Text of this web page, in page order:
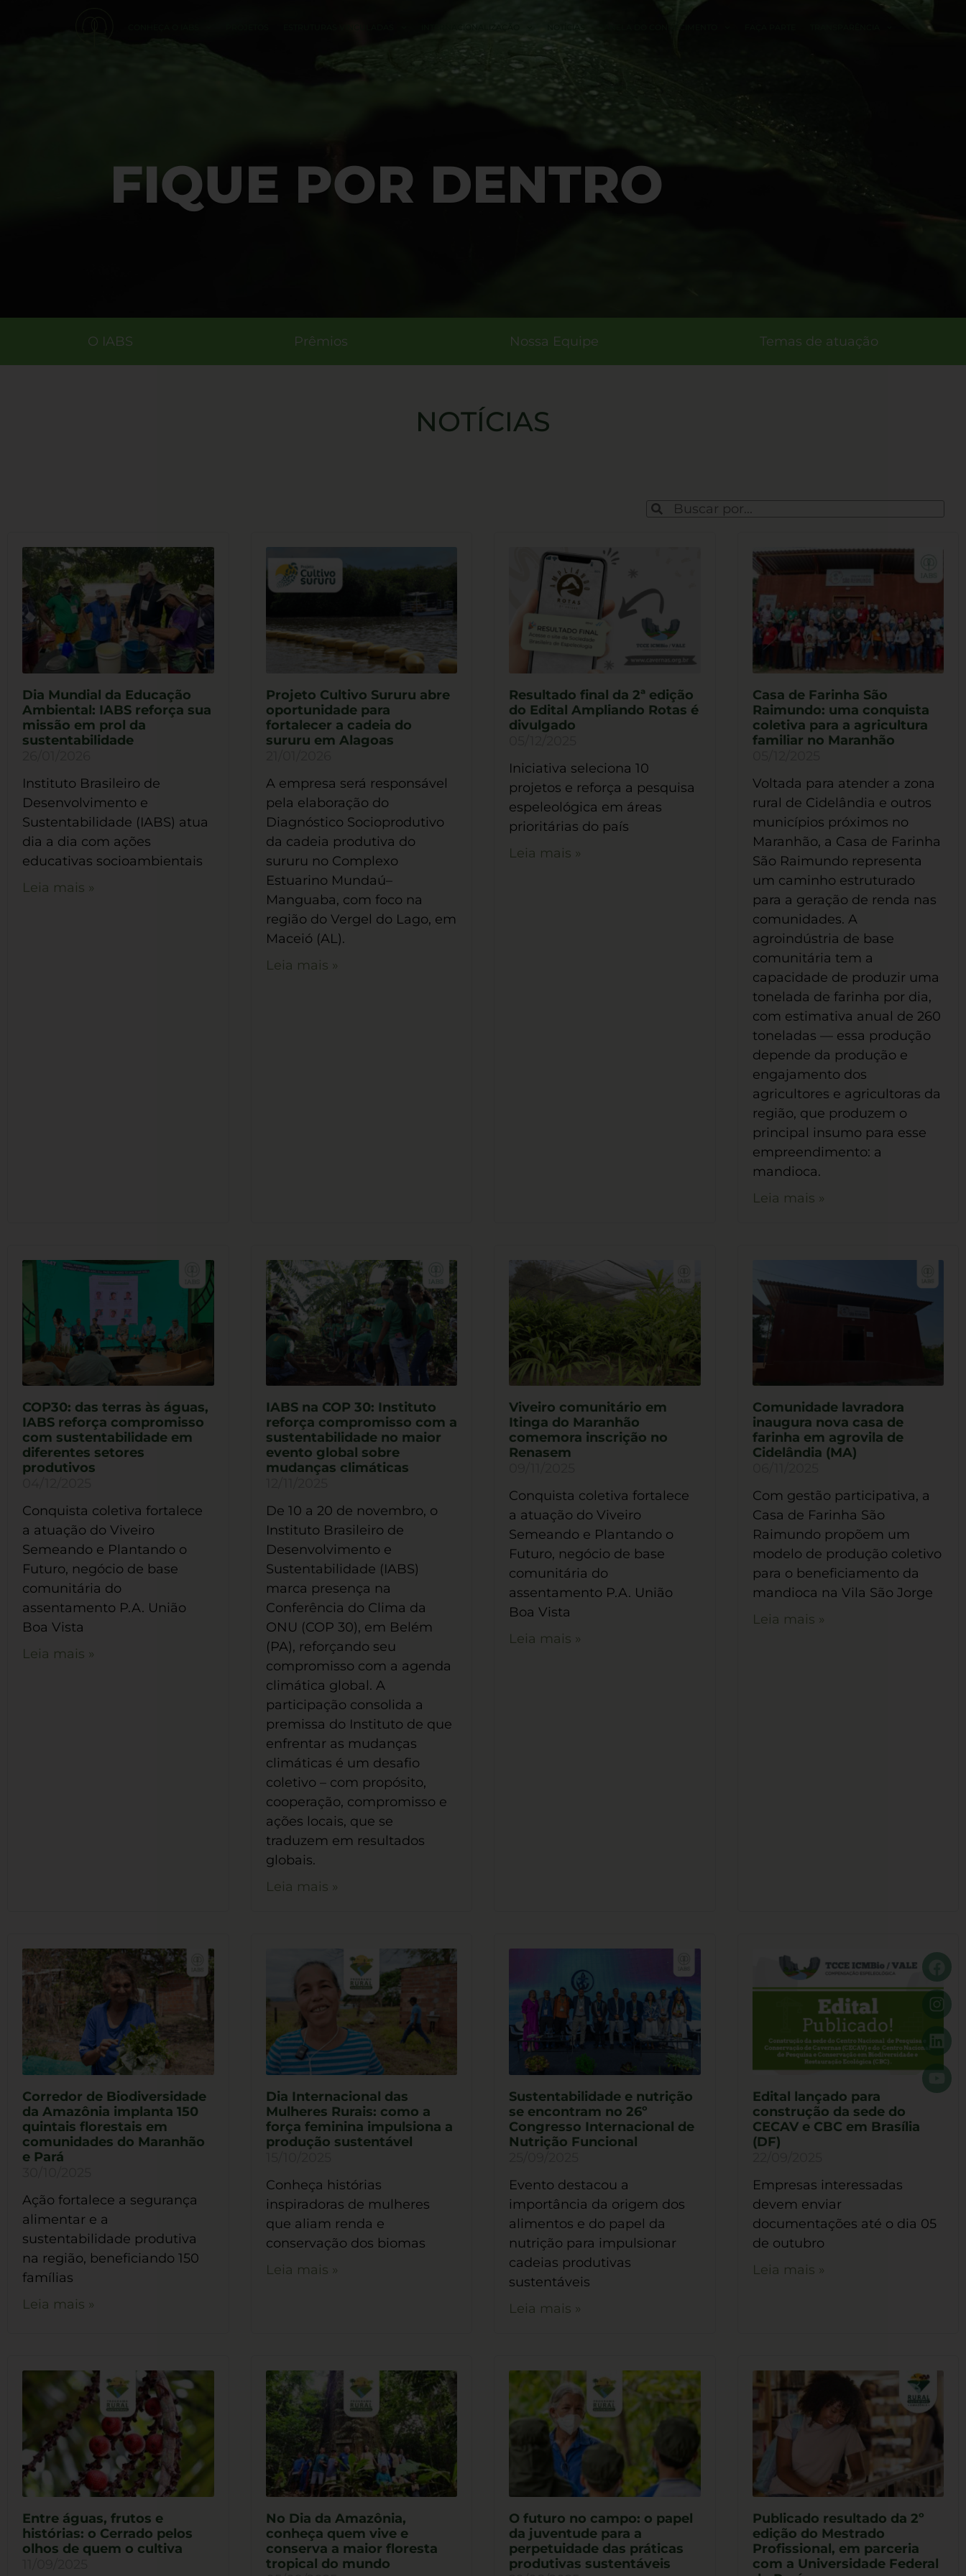
FIQUE POR DENTRO
O IABS Prêmios Nossa Equipe Temas de atuação
NOTÍCIAS
Dia Mundial da Educação
Ambiental: IABS reforça sua
missão em prol da
sustentabilidade
Instituto Brasileiro de
Desenvolvimento e
Sustentabilidade (IABS) atua
dia a dia com ações
educativas socioambientais
Leia mais »
Projeto Cultivo Sururu abre
oportunidade para
fortalecer a cadeia do
sururu em Alagoas
A empresa será responsável
pela elaboração do
Diagnóstico Socioprodutivo
da cadeia produtiva do
sururu no Complexo
Estuarino Mundaú–
Manguaba, com foco na
região do Vergel do Lago, em
Maceió (AL).
Leia mais »
Resultado final da 2ª edição
do Edital Ampliando Rotas é
divulgado
Iniciativa seleciona 10
projetos e reforça a pesquisa
espeleológica em áreas
prioritárias do país
Leia mais »
Casa de Farinha São
Raimundo: uma conquista
coletiva para a agricultura
familiar no Maranhão
Voltada para atender a zona
rural de Cidelândia e outros
municípios próximos no
Maranhão, a Casa de Farinha
São Raimundo representa
um caminho estruturado
para a geração de renda nas
comunidades. A
agroindústria de base
comunitária tem a
capacidade de produzir uma
tonelada de farinha por dia,
com estimativa anual de 260
toneladas — essa produção
depende da produção e
engajamento dos
agricultores e agricultoras da
região, que produzem o
principal insumo para esse
empreendimento: a
mandioca.
Leia mais »
COP30: das terras às águas,
IABS reforça compromisso
com sustentabilidade em
diferentes setores
produtivos
Conquista coletiva fortalece
a atuação do Viveiro
Semeando e Plantando o
Futuro, negócio de base
comunitária do
assentamento P.A. União
Boa Vista
Leia mais »
IABS na COP 30: Instituto
reforça compromisso com a
sustentabilidade no maior
evento global sobre
mudanças climáticas
De 10 a 20 de novembro, o
Instituto Brasileiro de
Desenvolvimento e
Sustentabilidade (IABS)
marca presença na
Conferência do Clima da
ONU (COP 30), em Belém
(PA), reforçando seu
compromisso com a agenda
climática global. A
participação consolida a
premissa do Instituto de que
enfrentar as mudanças
climáticas é um desafio
coletivo – com propósito,
cooperação, compromisso e
ações locais, que se
traduzem em resultados
globais.
Leia mais »
Viveiro comunitário em
Itinga do Maranhão
comemora inscrição no
Renasem
Conquista coletiva fortalece
a atuação do Viveiro
Semeando e Plantando o
Futuro, negócio de base
comunitária do
assentamento P.A. União
Boa Vista
Leia mais »
Comunidade lavradora
inaugura nova casa de
farinha em agrovila de
Cidelândia (MA)
Com gestão participativa, a
Casa de Farinha São
Raimundo propõem um
modelo de produção coletivo
para o beneficiamento da
mandioca na Vila São Jorge
Leia mais »
Corredor de Biodiversidade
da Amazônia implanta 150
quintais florestais em
comunidades do Maranhão
e Pará
Ação fortalece a segurança
alimentar e a
sustentabilidade produtiva
na região, beneficiando 150
famílias
Leia mais »
Dia Internacional das
Mulheres Rurais: como a
força feminina impulsiona a
produção sustentável
Conheça histórias
inspiradoras de mulheres
que aliam renda e
conservação dos biomas
Leia mais »
Sustentabilidade e nutrição
se encontram no 26º
Congresso Internacional de
Nutrição Funcional
Evento destacou a
importância da origem dos
alimentos e do papel da
nutrição para impulsionar
cadeias produtivas
sustentáveis
Leia mais »
Edital lançado para
construção da sede do
CECAV e CBC em Brasília
(DF)
Empresas interessadas
devem enviar
documentações até o dia 05
de outubro
Leia mais »
Entre águas, frutos e
histórias: o Cerrado pelos
olhos de quem o cultiva
No Dia da Amazônia,
conheça quem vive e
conserva a maior floresta
tropical do mundo
O futuro no campo: o papel
da juventude para a
perpetuidade das práticas
produtivas sustentáveis
Publicado resultado da 2º
edição do Mestrado
Profissional, em parceria
com a Universidade Federal